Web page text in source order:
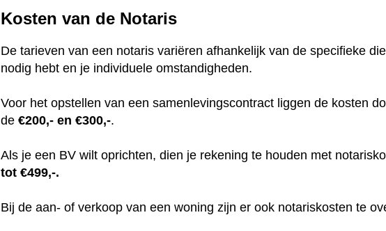
Kosten van de Notaris
De tarieven van een notaris variëren afhankelijk van de specifieke
nodig hebt en je individuele omstandigheden.
Voor het opstellen van een samenlevingscontract liggen de kosten
de€200,- en €300,-.
Als je een BV wilt oprichten, dien je rekening te houden met
tot €499,-.
Bij de aan- of verkoop van een woning zijn er ook notariskosten te